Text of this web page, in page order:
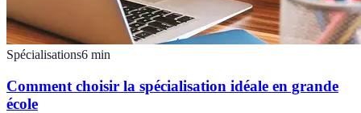
Spécialisations6 min
Comment choisir la spécialisation idéale en grande
école